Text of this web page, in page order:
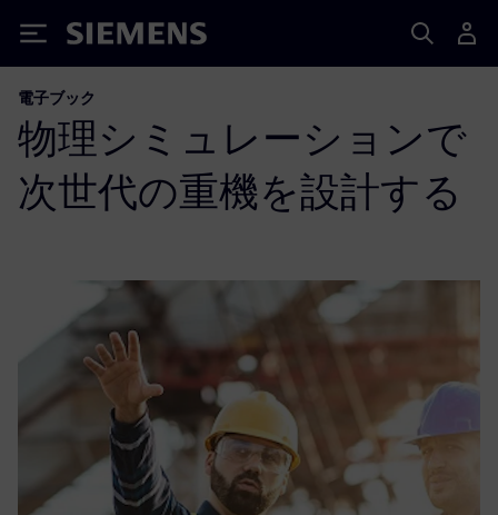
Siemens
電子ブック
物理シミュレーションで
次世代の重機を設計する